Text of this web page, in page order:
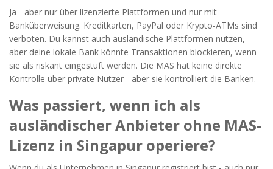
Ja - aber nur über lizenzierte Plattformen und nur mit
Banküberweisung. Kreditkarten, PayPal oder Krypto-ATMs sind
verboten. Du kannst auch ausländische Plattformen nutzen,
aber deine lokale Bank könnte Transaktionen blockieren, wenn
sie als riskant eingestuft werden. Die MAS hat keine direkte
Kontrolle über private Nutzer - aber sie kontrolliert die Banken.
Was passiert, wenn ich als
ausländischer Anbieter ohne MAS-
Lizenz in Singapur operiere?